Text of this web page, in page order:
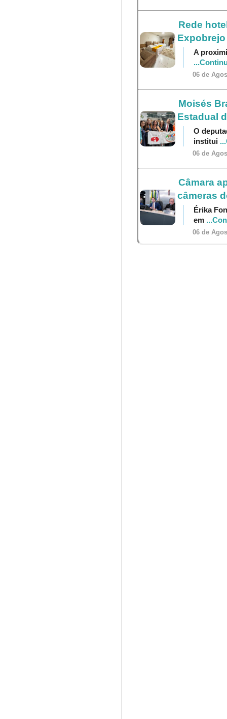
Rede
Expobrejo
A
06 de
Moisés
Estadual
O
institui
06 de
Câmara
câmeras
Érika
em
06 de